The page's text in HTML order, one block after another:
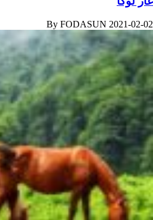
By FODASUN 2021-02-02